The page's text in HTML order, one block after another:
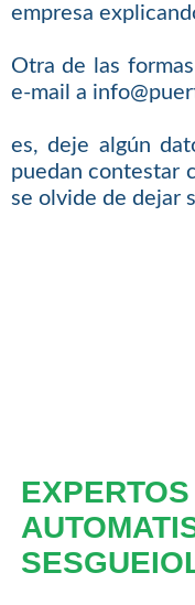
empresa
Otra de las
e-mail a
es, deje algún
puedan contestar
se olvide de dejar